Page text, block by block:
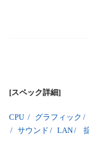
[スペック詳細]
CPU / グラフィック /
/ サウンド / LAN/